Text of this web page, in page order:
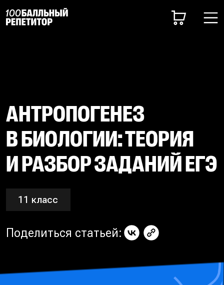
АНТРОПОГЕНЕЗ
В БИОЛОГИИ: ТЕОРИЯ
И РАЗБОР ЗАДАНИЙ ЕГЭ
11 класс
Поделиться статьей: